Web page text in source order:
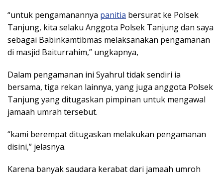
“untuk pengamanannya panitia bersurat ke Polsek
Tanjung, kita selaku Anggota Polsek Tanjung dan saya
sebagai Babinkamtibmas melaksanakan pengamanan
di masjid Baiturrahim,” ungkapnya,
Dalam pengamanan ini Syahrul tidak sendiri ia
bersama, tiga rekan lainnya, yang juga anggota Polsek
Tanjung yang ditugaskan pimpinan untuk mengawal
jamaah umrah tersebut.
“kami berempat ditugaskan melakukan pengamanan
disini,” jelasnya.
Karena banyak saudara kerabat dari jamaah umroh